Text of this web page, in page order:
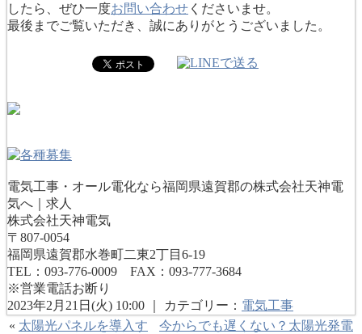
したら、ぜひ一度お問い合わせ くださいませ。
最後までご覧いただき、誠にありがとうございました。
電気工事・オール電化なら福岡県遠賀郡の株式会社天神電
気へ｜求人
株式会社天神電気
〒807-0054
福岡県遠賀郡水巻町二東2丁目6-19
TEL：093-776-0009 FAX：093-777-3684
※営業電話お断り
2023年2月21日(火) 10:00 ｜ カテゴリー： 電気工事
« 太陽光パネルを導入す
今からでも遅くない？太陽光発電